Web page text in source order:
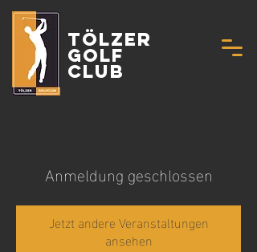
Tölzer
Golf
Club
Anmeldung geschlossen
Jetzt andere Veranstaltungen
ansehen